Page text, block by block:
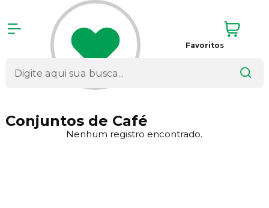
Favoritos
Conjuntos de Café
Nenhum registro encontrado.